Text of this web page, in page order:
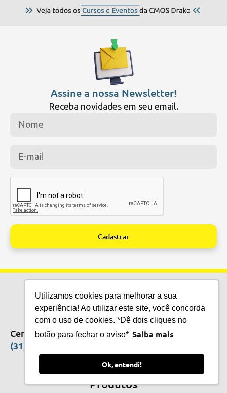
Utilizamos cookies para melhorar a sua
experiência! Ao utilizar este site, você concorda
com o uso de cookies. *Dê dois cliques no
botão para fechar o aviso* Saiba mais
Ok, entendi!
Assine a nossa Newsletter!
Receba novidades em seu email.
Cadastrar
TECNOLOGIA QUE
SALVA VIDAS
Central de Vendas
(31) 3615-6402
CMOS DRAKE S/A
Produtos